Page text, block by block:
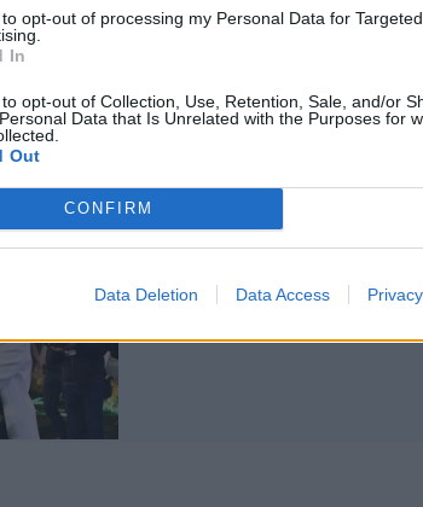
opt-out of processing my Personal Data for Targeted
In
opt-out of Collection, Use, Retention, Sale, and/or
Data that Is Unrelated with the Purposes for
Out
CONFIRM
Data Deletion Data Access
Roma Nord a Sanremo